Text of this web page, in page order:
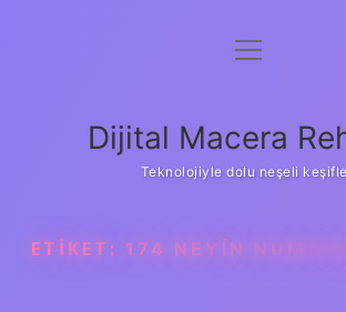
Anasayfa
Yasal Uyarı
menüyü
Dijital Macera
Teknolojiyle dolu neşeli
ETIKET: 174 NEYIN